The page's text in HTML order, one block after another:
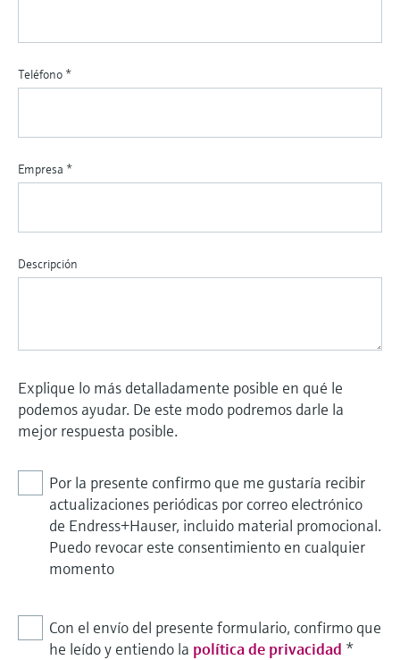
Teléfono *
Empresa *
Descripción
Explique lo más detalladamente posible en qué le
podemos ayudar. De este modo podremos darle la
mejor respuesta posible.
Por la presente confirmo que me gustaría recibir
actualizaciones periódicas por correo electrónico
de Endress+Hauser, incluido material promocional.
Puedo revocar este consentimiento en cualquier
momento
Con el envío del presente formulario, confirmo que
he leído y entiendo la política de privacidad *